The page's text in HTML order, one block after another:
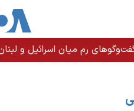
رم میان اسرائیل و